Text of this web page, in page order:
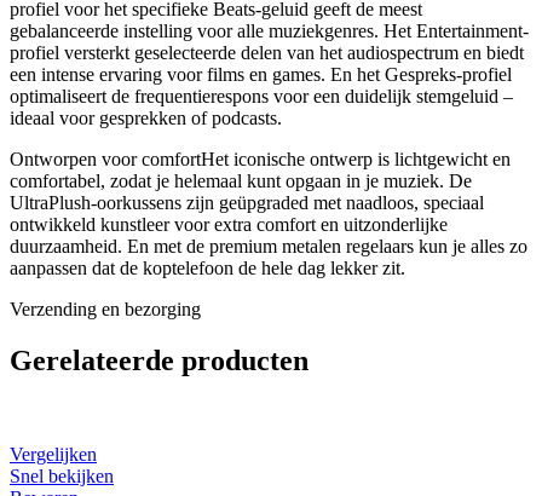
profiel voor het specifieke Beats-geluid geeft de meest
gebalanceerde instelling voor alle muziekgenres. Het Entertainment-
profiel versterkt geselecteerde delen van het audiospectrum en biedt
een intense ervaring voor films en games. En het Gespreks-profiel
optimaliseert de frequentierespons voor een duidelijk stemgeluid –
ideaal voor gesprekken of podcasts.
Ontworpen voor comfortHet iconische ontwerp is lichtgewicht en
comfortabel, zodat je helemaal kunt opgaan in je muziek. De
UltraPlush-oorkussens zijn geüpgraded met naadloos, speciaal
ontwikkeld kunstleer voor extra comfort en uitzonderlijke
duurzaamheid. En met de premium metalen regelaars kun je alles zo
aanpassen dat de koptelefoon de hele dag lekker zit.
Verzending en bezorging
Gerelateerde producten
Vergelijken
Snel bekijken